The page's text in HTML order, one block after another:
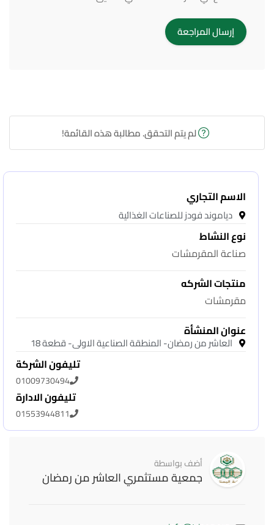
لم يتم التحقق. مطالبة هذه القائمة!
الاسم التجاري
دياموند فودز للصناعات الغذائية
نوع النشاط
صناعة المقرمشات
منتجات الشركه
مقرمشات
عنوان المنشأة
العاشر من رمضان- المنطقة الصناعية الاولى- قطعة 18
تليفون الشركة
01009730494
تليفون الادارة
01553944811
أضف بواسطة
جمعية مستثمري العاشر من رمضان